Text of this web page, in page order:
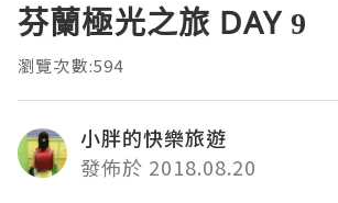
芬蘭極光之旅 DAY 9
瀏覽次數:594
小胖的快樂旅遊
發佈於 2018.08.20